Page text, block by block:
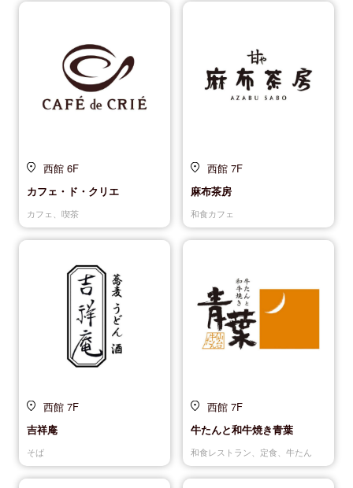
西館 6F
カフェ・ド・クリエ
カフェ、喫茶
西館 7F
麻布茶房
和食カフェ
西館 7F
吉祥庵
そば
西館 7F
牛たんと和牛焼き青葉
和食レストラン、定食、牛たん